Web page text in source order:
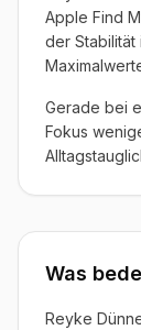
Apple Find
der Stabilität
Gerade bei
Fokus
Was
Reyke